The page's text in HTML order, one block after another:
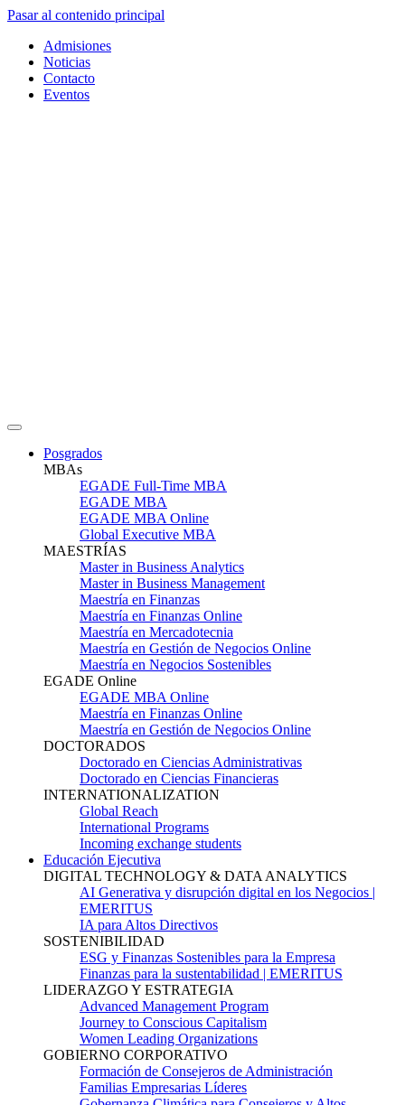
Pasar al contenido principal
Admisiones
Noticias
Contacto
Eventos
Posgrados
MBAs
EGADE Full-Time MBA
EGADE MBA
EGADE MBA Online
Global Executive MBA
MAESTRÍAS
Master in Business Analytics
Master in Business Management
Maestría en Finanzas
Maestría en Finanzas Online
Maestría en Mercadotecnia
Maestría en Gestión de Negocios Online
Maestría en Negocios Sostenibles
EGADE Online
EGADE MBA Online
Maestría en Finanzas Online
Maestría en Gestión de Negocios Online
DOCTORADOS
Doctorado en Ciencias Administrativas
Doctorado en Ciencias Financieras
INTERNATIONALIZATION
Global Reach
International Programs
Incoming exchange students
Educación Ejecutiva
DIGITAL TECHNOLOGY & DATA ANALYTICS
AI Generativa y disrupción digital en los Negocios |
EMERITUS
IA para Altos Directivos
SOSTENIBILIDAD
ESG y Finanzas Sostenibles para la Empresa
Finanzas para la sustentabilidad | EMERITUS
LIDERAZGO Y ESTRATEGIA
Advanced Management Program
Journey to Conscious Capitalism
Women Leading Organizations
GOBIERNO CORPORATIVO
Formación de Consejeros de Administración
Familias Empresarias Líderes